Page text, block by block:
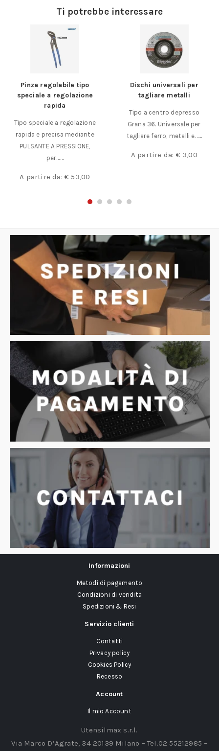
Ti potrebbe interessare
Pinza regolabile tipo
speciale a regolazione
rapida
Tipo speciale a regolazione
rapida e precisa mediante
PULSANTE A PRESSIONE,
per……
A partire da: € 53,00
Dischi universali per
tagliare metalli
Tipo a centro depresso
Grana 36. Universale per
tagliare ferro, metalli e……
A partire da: € 3,00
Informazioni
Metodi di pagamento
Condizioni di vendita
Spedizioni & Resi
Servizio clienti
Contatti
Privacy policy
Cookies Policy
Recesso
Account
Il mio Account
Utensilmax s.r.l.
Via Marco D’Agrate, 34 20139 Milano – Tel.02 55212985 –